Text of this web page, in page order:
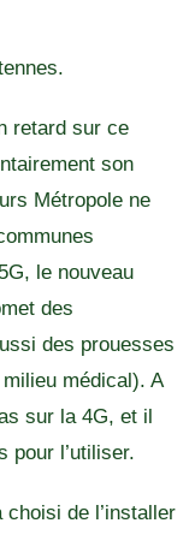
retard sur ce
son
Métropole ne
le nouveau
des
des prouesses
médical). A
sur la 4G, et il
pour l’utiliser.
choisi de l’installer